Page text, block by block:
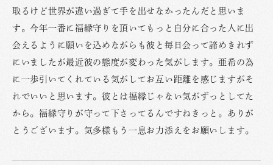
取るけど世界が違い過ぎて手を出せなかったんだと思いま
す。今年一番に福縁守りを頂いてもっと自分に合った人に出
会えるように願いを込めながらも彼と毎日会って諦めきれず
にいましたが最近彼の態度が変わった気がします。亜希の為
に一歩引いてくれている気がしてお互い距離を感じますがそ
れでいいと思います。彼とは福縁じゃない気がずっとしてた
から。福縁守りが守って下さってるんですねきっと。ありが
とうございます。気多様もう一息お力添えをお願いします。